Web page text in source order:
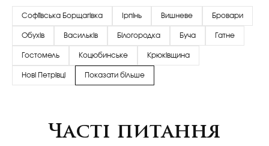
Софіївська Борщагівка Ірпінь Вишневе Бровари
Обухів Васильків Білогородка Буча Гатне
Гостомель Коцюбинське Крюківщина
Нові Петрівці Показати більше
Часті питання